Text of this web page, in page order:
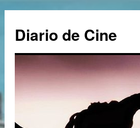
contenido
Diario de Cine